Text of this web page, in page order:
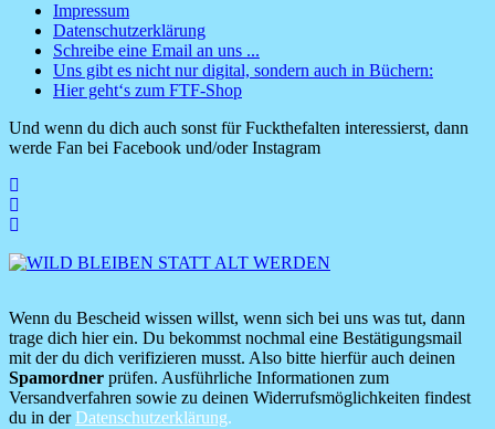
Footer
Menü
Impressum
Datenschutzerklärung
Schreibe eine Email an uns ...
Uns gibt es nicht nur digital, sondern auch in Büchern:
Hier geht‘s zum FTF-Shop
Und wenn du dich auch sonst für Fuckthefalten interessierst, dann
werde Fan bei Facebook und/oder Instagram
Wenn du Bescheid wissen willst, wenn sich bei uns was tut, dann
trage dich hier ein. Du bekommst nochmal eine Bestätigungsmail
mit der du dich verifizieren musst. Also bitte hierfür auch deinen
Spamordner prüfen. Ausführliche Informationen zum
Versandverfahren sowie zu deinen Widerrufsmöglichkeiten findest
du in derDatenschutzerklärung.